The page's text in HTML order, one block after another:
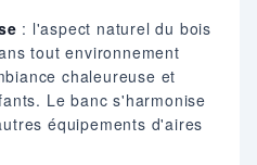
: l'aspect naturel du bois
tout environnement
chaleureuse et
Le banc s'harmonise
équipements d'aires